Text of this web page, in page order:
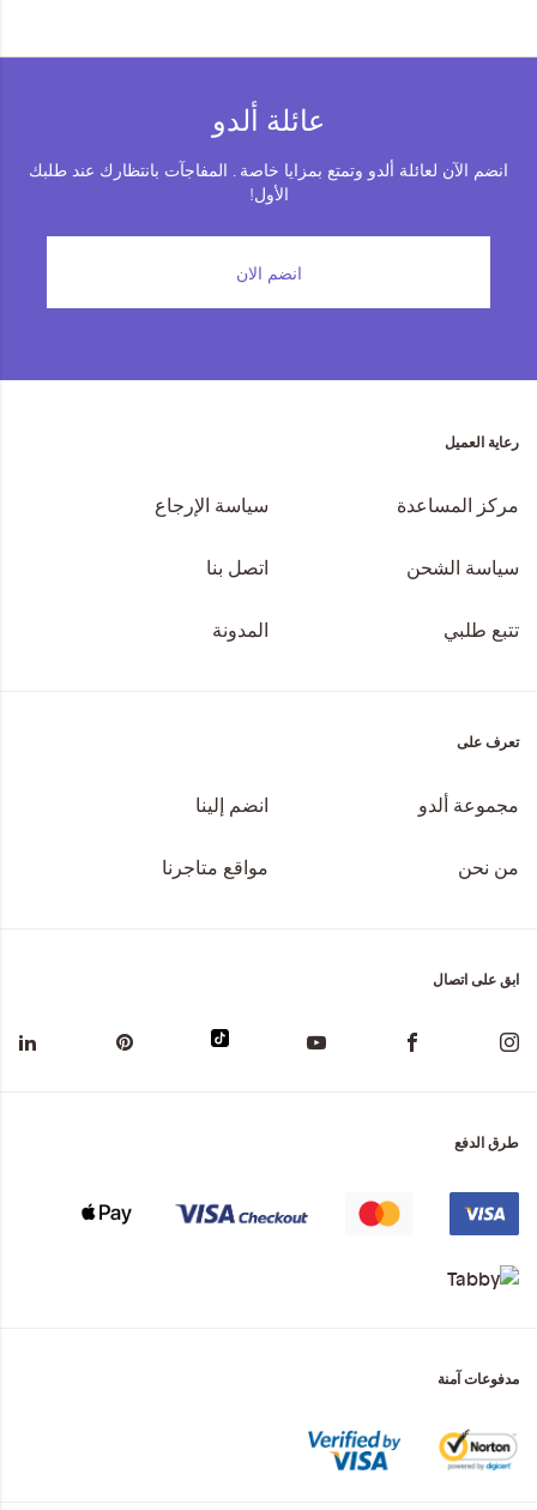
عائلة ألدو
انضم الآن لعائلة ألدو وتمتع بمزايا خاصة . المفاجآت بانتظارك عند طلبك
الأول!
انضم الان
رعاية العميل
مركز المساعدة سياسة الإرجاع
سياسة الشحن اتصل بنا
تتبع طلبي المدونة
تعرف على
مجموعة ألدو انضم إلينا
من نحن مواقع متاجرنا
ابق على اتصال
طرق الدفع
مدفوعات آمنة